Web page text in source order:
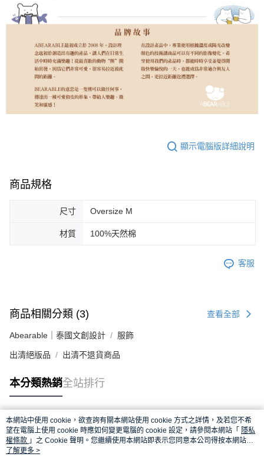
顯示電腦版詳細說明
商品規格
尺寸 Oversize M
材質 100%天然棉
客服
商品相關分類 (3) 查看全部
Abearable｜泰國文創設計 服飾
出清絕版品 出清不退貨商品
本分類熱銷全站排行
熱門標籤
本網站中使用 cookie，欲查詢有關本網站使用 cookie 方式之詳情，及若您不希
望在電腦上使用 cookie 時應如何變更電腦的 cookie 設定，請參閱本網站「 隱私
權條款 」之 Cookie 聲明。您繼續使用本網站即表示您同意本公司得按本網站使
用條款之 Cookie 聲明使用 cookie。
了解更多 >